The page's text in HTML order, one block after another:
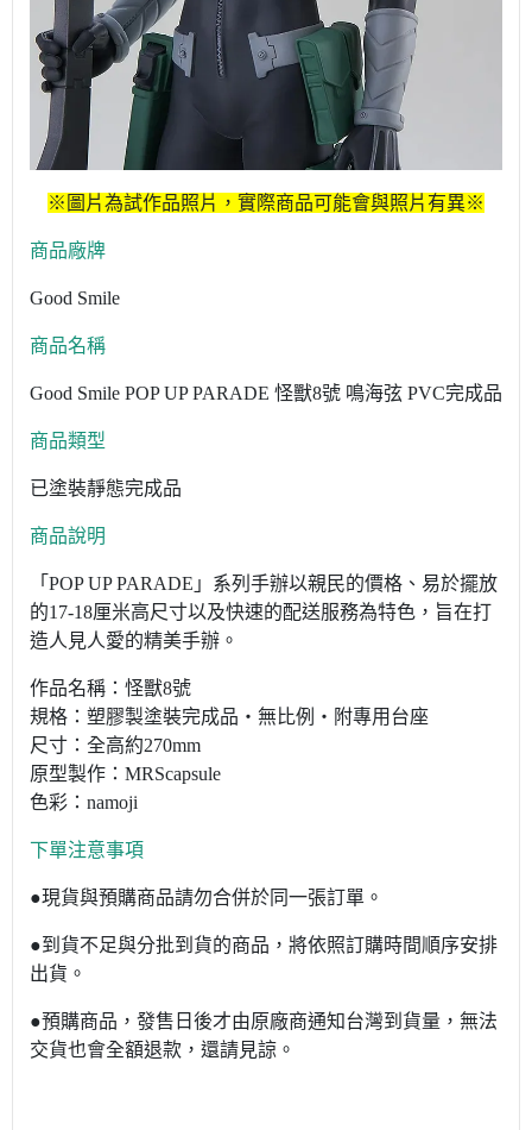
※圖片為試作品照片，實際商品可能會與照片有異※
商品廠牌
Good Smile
商品名稱
Good Smile POP UP PARADE 怪獸8號 鳴海弦 PVC完成品
商品類型
已塗裝靜態完成品
商品說明
「POP UP PARADE」系列手辦以親民的價格、易於擺放
的17-18厘米高尺寸以及快速的配送服務為特色，旨在打
造人見人愛的精美手辦。
作品名稱：怪獸8號
規格：塑膠製塗裝完成品・無比例・附專用台座
尺寸：全高約270mm
原型製作：MRScapsule
色彩：namoji
下單注意事項
●現貨與預購商品請勿合併於同一張訂單。
●到貨不足與分批到貨的商品，將依照訂購時間順序安排
出貨。
●預購商品，發售日後才由原廠商通知台灣到貨量，無法
交貨也會全額退款，還請見諒。